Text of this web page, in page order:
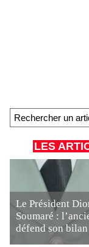
LES
Le Président
Soumaré :
défend son bilan